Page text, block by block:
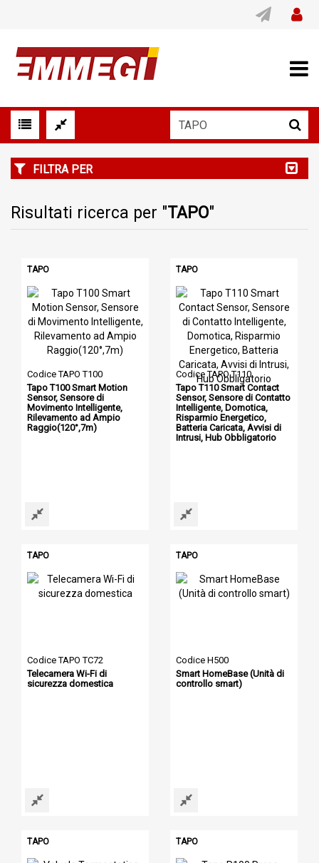
FILTRA PER
Risultati ricerca per "TAPO"
TAPO
Codice TAPO T100
Tapo T100 Smart Motion
Sensor, Sensore di
Movimento Intelligente,
Rilevamento ad Ampio
Raggio(120°,7m)
TAPO
Codice TAPO T110
Tapo T110 Smart Contact
Sensor, Sensore di Contatto
Intelligente, Domotica,
Risparmio Energetico,
Batteria Caricata, Avvisi di
Intrusi, Hub Obbligatorio
TAPO
Codice TAPO TC72
Telecamera Wi-Fi di
sicurezza domestica
TAPO
Codice H500
Smart HomeBase (Unità di
controllo smart)
TAPO TAPO